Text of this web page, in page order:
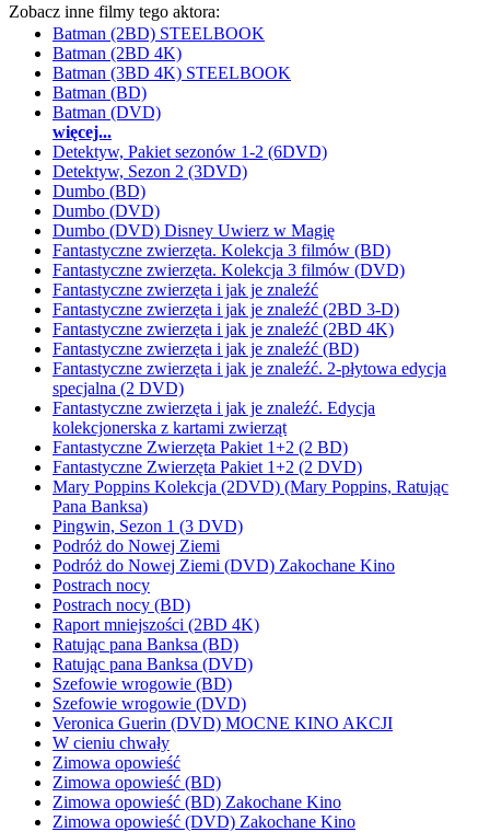
Zobacz inne filmy tego aktora:
Batman (2BD) STEELBOOK
Batman (2BD 4K)
Batman (3BD 4K) STEELBOOK
Batman (BD)
Batman (DVD)
więcej...
Detektyw, Pakiet sezonów 1-2 (6DVD)
Detektyw, Sezon 2 (3DVD)
Dumbo (BD)
Dumbo (DVD)
Dumbo (DVD) Disney Uwierz w Magię
Fantastyczne zwierzęta. Kolekcja 3 filmów (BD)
Fantastyczne zwierzęta. Kolekcja 3 filmów (DVD)
Fantastyczne zwierzęta i jak je znaleźć
Fantastyczne zwierzęta i jak je znaleźć (2BD 3-D)
Fantastyczne zwierzęta i jak je znaleźć (2BD 4K)
Fantastyczne zwierzęta i jak je znaleźć (BD)
Fantastyczne zwierzęta i jak je znaleźć. 2-płytowa edycja
specjalna (2 DVD)
Fantastyczne zwierzęta i jak je znaleźć. Edycja
kolekcjonerska z kartami zwierząt
Fantastyczne Zwierzęta Pakiet 1+2 (2 BD)
Fantastyczne Zwierzęta Pakiet 1+2 (2 DVD)
Mary Poppins Kolekcja (2DVD) (Mary Poppins, Ratując
Pana Banksa)
Pingwin, Sezon 1 (3 DVD)
Podróż do Nowej Ziemi
Podróż do Nowej Ziemi (DVD) Zakochane Kino
Postrach nocy
Postrach nocy (BD)
Raport mniejszości (2BD 4K)
Ratując pana Banksa (BD)
Ratując pana Banksa (DVD)
Szefowie wrogowie (BD)
Szefowie wrogowie (DVD)
Veronica Guerin (DVD) MOCNE KINO AKCJI
W cieniu chwały
Zimowa opowieść
Zimowa opowieść (BD)
Zimowa opowieść (BD) Zakochane Kino
Zimowa opowieść (DVD) Zakochane Kino